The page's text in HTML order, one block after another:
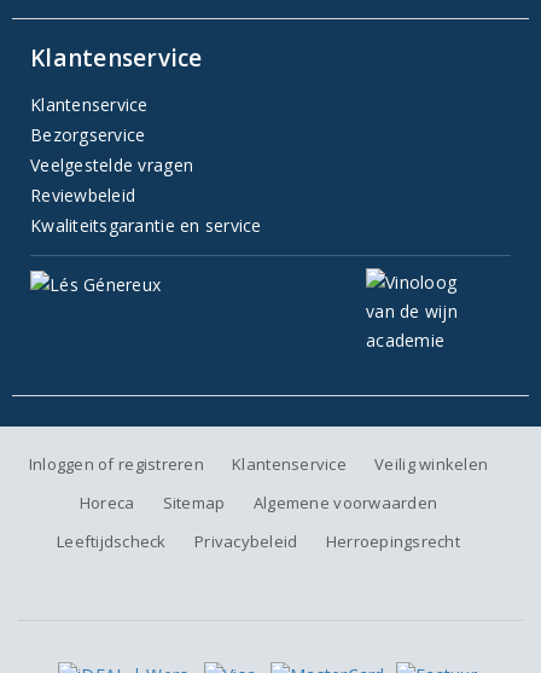
Klantenservice
Klantenservice
Bezorgservice
Veelgestelde vragen
Reviewbeleid
Kwaliteitsgarantie en service
Inloggen of registreren Klantenservice
Veilig winkelen
Horeca
Sitemap
Algemene voorwaarden
Leeftijdscheck
Privacybeleid Herroepingsrecht